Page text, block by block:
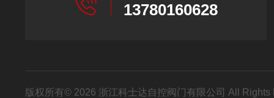
13780160628
版权所有© 2026 浙江科士达自控阀门有限公司 All